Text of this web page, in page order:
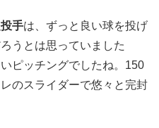
手は、ずっと良い球を投げ
うとは思っていました
ピッチングでしたね。150
のスライダーで悠々と完封